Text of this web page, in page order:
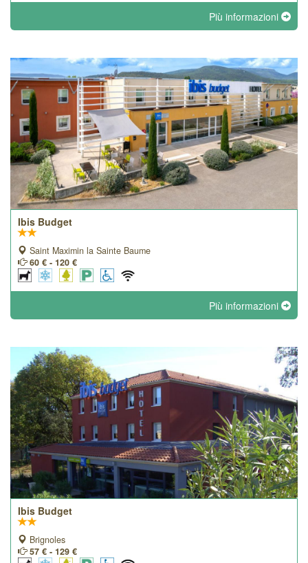
Più informazioni
Ibis Budget
Saint Maximin la Sainte Baume
60 € - 120 €
Più informazioni
Ibis Budget
Brignoles
57 € - 129 €